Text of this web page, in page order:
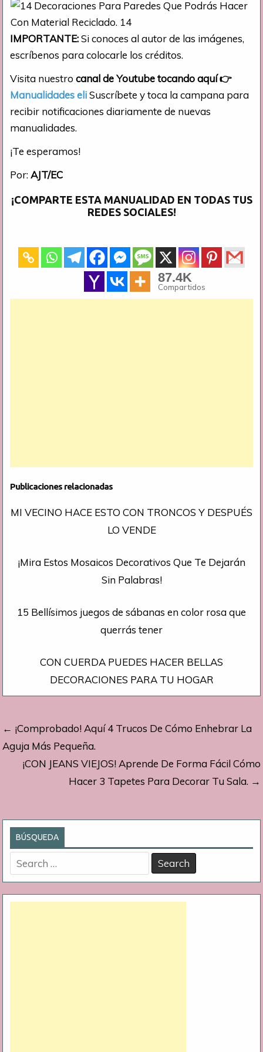
IMPORTANTE:Si conoces al autor de las imágenes,
escríbenos para colocarle los créditos.
Visita nuestrocanal de Youtube tocando aquí👉
Manualidades eliSuscríbete y toca la campana para
recibir notificaciones diariamente de nuevas
manualidades.
¡Te esperamos!
Por:AJT/EC
¡COMPARTE ESTA MANUALIDAD EN TODAS TUS
REDES SOCIALES!
87.4K
Compartidos
Publicaciones relacionadas
MI VECINO HACE ESTO CON TRONCOS Y DESPUÉS
LO VENDE
¡Mira Estos Mosaicos Decorativos Que Te Dejarán
Sin Palabras!
15 Bellísimos juegos de sábanas en color rosa que
querrás tener
CON CUERDA PUEDES HACER BELLAS
DECORACIONES PARA TU HOGAR
Navegación
de
entradas
← ¡Comprobado! Aquí 4 Trucos De Cómo Enhebrar La
Aguja Más Pequeña.
¡CON JEANS VIEJOS! Aprende De Forma Fácil Cómo
Hacer 3 Tapetes Para Decorar Tu Sala. →
BÚSQUEDA
Search
for: